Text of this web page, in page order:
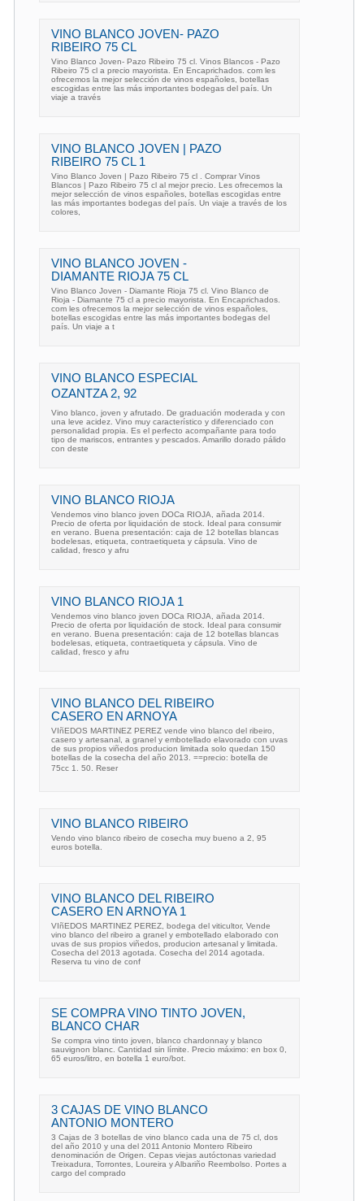
VINO BLANCO JOVEN- PAZO
RIBEIRO 75 CL
Vino Blanco Joven- Pazo Ribeiro 75 cl. Vinos Blancos - Pazo
Ribeiro 75 cl a precio mayorista. En Encaprichados. com les
ofrecemos la mejor selección de vinos españoles, botellas
escogidas entre las más importantes bodegas del país. Un
viaje a través
VINO BLANCO JOVEN | PAZO
RIBEIRO 75 CL 1
Vino Blanco Joven | Pazo Ribeiro 75 cl . Comprar Vinos
Blancos | Pazo Ribeiro 75 cl al mejor precio. Les ofrecemos la
mejor selección de vinos españoles, botellas escogidas entre
las más importantes bodegas del país. Un viaje a través de los
colores,
VINO BLANCO JOVEN -
DIAMANTE RIOJA 75 CL
Vino Blanco Joven - Diamante Rioja 75 cl. Vino Blanco de
Rioja - Diamante 75 cl a precio mayorista. En Encaprichados.
com les ofrecemos la mejor selección de vinos españoles,
botellas escogidas entre las más importantes bodegas del
país. Un viaje a t
VINO BLANCO ESPECIAL
OZANTZA 2, 92 
Vino blanco, joven y afrutado. De graduación moderada y con
una leve acidez. Vino muy característico y diferenciado con
personalidad propia. Es el perfecto acompañante para todo
tipo de mariscos, entrantes y pescados. Amarillo dorado pálido
con deste
VINO BLANCO RIOJA
Vendemos vino blanco joven DOCa RIOJA, añada 2014.
Precio de oferta por liquidación de stock. Ideal para consumir
en verano. Buena presentación: caja de 12 botellas blancas
bodelesas, etiqueta, contraetiqueta y cápsula. Vino de
calidad, fresco y afru
VINO BLANCO RIOJA 1
Vendemos vino blanco joven DOCa RIOJA, añada 2014.
Precio de oferta por liquidación de stock. Ideal para consumir
en verano. Buena presentación: caja de 12 botellas blancas
bodelesas, etiqueta, contraetiqueta y cápsula. Vino de
calidad, fresco y afru
VINO BLANCO DEL RIBEIRO
CASERO EN ARNOYA
VIñEDOS MARTINEZ PEREZ vende vino blanco del ribeiro,
casero y artesanal, a granel y embotellado elavorado con uvas
de sus propios viñedos producion limitada solo quedan 150
botellas de la cosecha del año 2013. ==precio: botella de
75cc 1. 50. Reser
VINO BLANCO RIBEIRO
Vendo vino blanco ribeiro de cosecha muy bueno a 2, 95
euros botella.
VINO BLANCO DEL RIBEIRO
CASERO EN ARNOYA 1
VIñEDOS MARTINEZ PEREZ, bodega del viticultor, Vende
vino blanco del ribeiro a granel y embotellado elaborado con
uvas de sus propios viñedos, producion artesanal y limitada.
Cosecha del 2013 agotada. Cosecha del 2014 agotada.
Reserva tu vino de conf
SE COMPRA VINO TINTO JOVEN,
BLANCO CHAR
Se compra vino tinto joven, blanco chardonnay y blanco
sauvignon blanc. Cantidad sin límite. Precio máximo: en box 0,
65 euros/litro, en botella 1 euro/bot.
3 CAJAS DE VINO BLANCO
ANTONIO MONTERO
3 Cajas de 3 botellas de vino blanco cada una de 75 cl, dos
del año 2010 y una del 2011 Antonio Montero Ribeiro
denominación de Origen. Cepas viejas autóctonas variedad
Treixadura, Torrontes, Loureira y Albariño Reembolso. Portes a
cargo del comprado